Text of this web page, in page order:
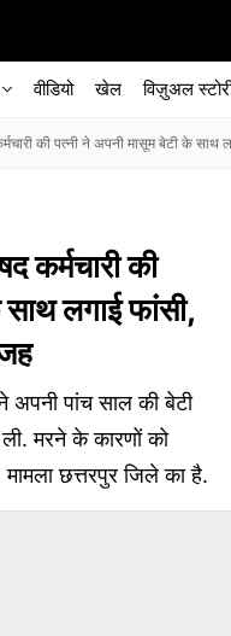
वीडियो खेल विज़ुअल
की पत्नी ने अपनी मासूम बेटी के
की
लगाई फांसी,
पांच साल की बेटी
मरने के कारणों को
छत्तरपुर जिले का है.